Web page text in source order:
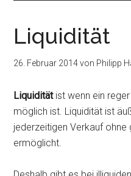
Liquidität
26. Februar 2014von Philipp
Liquiditätist wenn ein
möglich ist. Liquidität ist
jederzeitigen Verkauf
ermöglicht.